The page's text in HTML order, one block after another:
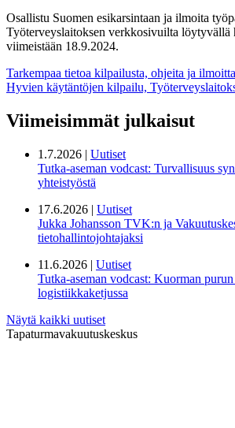
Osallistu Suomen esikarsintaan ja ilmoita
Työterveyslaitoksen verkkosivuilta löytyvällä
viimeistään 18.9.2024.
Tarkempaa tietoa kilpailusta, ohjeita ja
Hyvien käytäntöjen kilpailu,
Viimeisimmät julkaisut
1.7.2026 | Uutiset
Tutka-aseman vodcast: Turvallisuus
yhteistyöstä
17.6.2026 | Uutiset
Jukka Johansson TVK:n ja
tietohallintojohtajaksi
11.6.2026 | Uutiset
Tutka-aseman vodcast: Kuorman
logistiikkaketjussa
Näytä kaikki uutiset
Tapaturmavakuutuskeskus